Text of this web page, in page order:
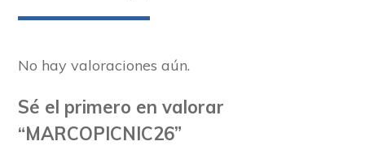
No hay valoraciones aún.
Sé el primero en valorar
“MARCOPICNIC26”